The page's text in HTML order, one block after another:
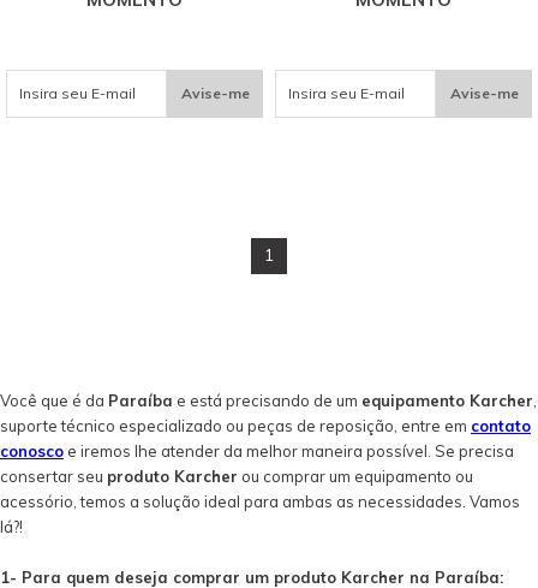
Avise-me Avise-me
1
Você que é da Paraíba e está precisando de um equipamento Karcher
suporte técnico especializado ou peças de reposição, entre em contato
conosco e iremos lhe atender da melhor maneira possível. Se precisa
consertar seu produto Karcher ou comprar um equipamento ou
acessório, temos a solução ideal para ambas as necessidades. Vamos
lá?!
1- Para quem deseja comprar um produto Karcher na Paraíba: